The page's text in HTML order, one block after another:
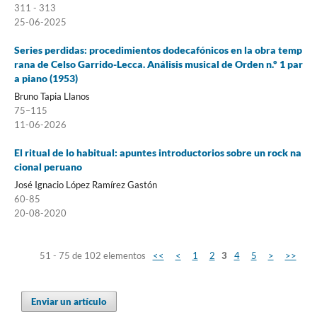
311 - 313
25-06-2025
Series perdidas: procedimientos dodecafónicos en la obra temp
rana de Celso Garrido-Lecca. Análisis musical de Orden n.º 1 par
a piano (1953)
Bruno Tapia Llanos
75–115
11-06-2026
El ritual de lo habitual: apuntes introductorios sobre un rock na
cional peruano
José Ignacio López Ramírez Gastón
60-85
20-08-2020
51 - 75 de 102 elementos << < 1 2 3 4 5 > >>
Enviar un artículo